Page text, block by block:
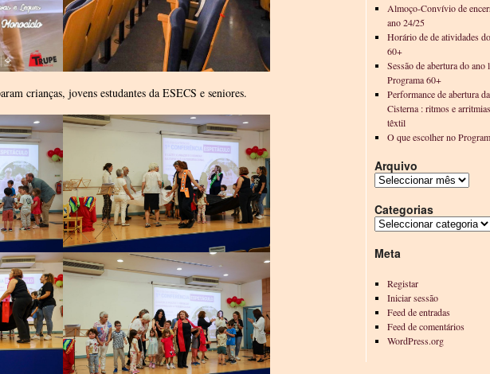
crianças, jovens estudantes da ESECS e seniores.
Almoço-Convívio de
ano 24/25
Horário de de atividades
60+
Sessão de abertura do ano
Programa 60+
Performance de abertura
Cisterna : ritmos e
têxtil
O que escolher no
Arquivo
Categorias
Meta
Registar
Iniciar sessão
Feed de entradas
Feed de comentários
WordPress.org